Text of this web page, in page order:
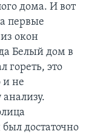
дома. И вот
первые
окон
Белый дом в
гореть, это
и не
достаточно